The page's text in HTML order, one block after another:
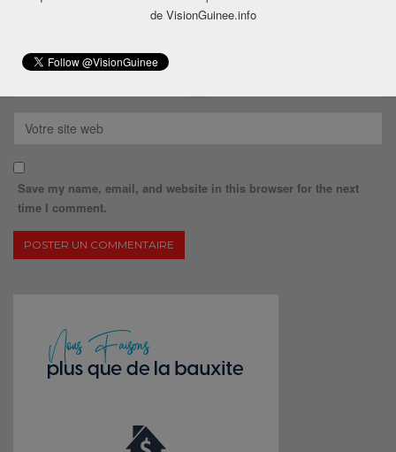
Save my name, email, and website in this browser for the next
time I comment.
de VisionGuinee.info